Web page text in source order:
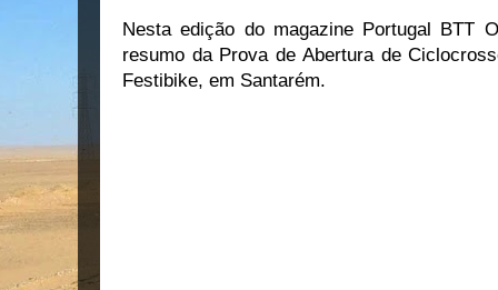
Nesta edição do magazine Portugal BTT
resumo da Prova de Abertura de
Festibike, em Santarém.